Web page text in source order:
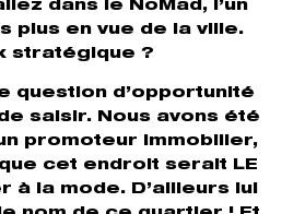
dans le NoMad , l’un
plus en vue de la ville.
stratégique ?
question d’opportunité
saisir. Nous avons été
promoteur immobilier,
cet endroit serait LE
à la mode. D’ailleurs lui